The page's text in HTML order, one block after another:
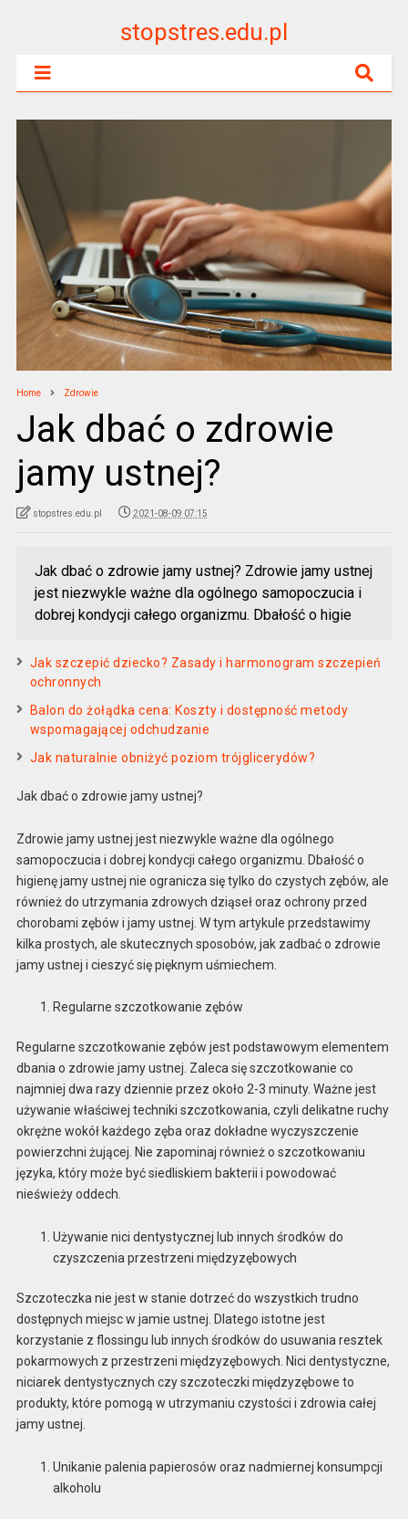
stopstres.edu.pl
Home Zdrowie
Jak dbać o zdrowie
jamy ustnej?
stopstres.edu.pl 2021-08-09 07:15
Jak dbać o zdrowie jamy ustnej? Zdrowie jamy ustnej
jest niezwykle ważne dla ogólnego samopoczucia i
dobrej kondycji całego organizmu. Dbałość o higie
Jak szczepić dziecko? Zasady i harmonogram szczepień
ochronnych
Balon do żołądka cena: Koszty i dostępność metody
wspomagającej odchudzanie
Jak naturalnie obniżyć poziom trójglicerydów?
Jak dbać o zdrowie jamy ustnej?
Zdrowie jamy ustnej jest niezwykle ważne dla ogólnego
samopoczucia i dobrej kondycji całego organizmu. Dbałość o
higienę jamy ustnej nie ogranicza się tylko do czystych zębów, ale
również do utrzymania zdrowych dziąseł oraz ochrony przed
chorobami zębów i jamy ustnej. W tym artykule przedstawimy
kilka prostych, ale skutecznych sposobów, jak zadbać o zdrowie
jamy ustnej i cieszyć się pięknym uśmiechem.
Regularne szczotkowanie zębów
Regularne szczotkowanie zębów jest podstawowym elementem
dbania o zdrowie jamy ustnej. Zaleca się szczotkowanie co
najmniej dwa razy dziennie przez około 2-3 minuty. Ważne jest
używanie właściwej techniki szczotkowania, czyli delikatne ruchy
okrężne wokół każdego zęba oraz dokładne wyczyszczenie
powierzchni żującej. Nie zapominaj również o szczotkowaniu
języka, który może być siedliskiem bakterii i powodować
nieświeży oddech.
Używanie nici dentystycznej lub innych środków do
czyszczenia przestrzeni międzyzębowych
Szczoteczka nie jest w stanie dotrzeć do wszystkich trudno
dostępnych miejsc w jamie ustnej. Dlatego istotne jest
korzystanie z flossingu lub innych środków do usuwania resztek
pokarmowych z przestrzeni międzyzębowych. Nici dentystyczne,
niciarek dentystycznych czy szczoteczki międzyzębowe to
produkty, które pomogą w utrzymaniu czystości i zdrowia całej
jamy ustnej.
Unikanie palenia papierosów oraz nadmiernej konsumpcji
alkoholu